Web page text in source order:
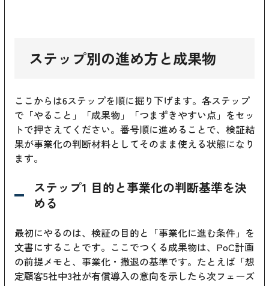
ステップ別の進め方と成果物
ここからは6ステップを順に掘り下げます。各ステップ
で「やること」「成果物」「つまずきやすい点」をセッ
トで押さえてください。番号順に進めることで、検証結
果が事業化の判断材料としてそのまま使える状態になり
ます。
ステップ1 目的と事業化の判断基準を決
める
最初にやるのは、検証の目的と「事業化に進む条件」を
文書にすることです。ここでつくる成果物は、PoC計画
の前提メモと、事業化・撤退の基準です。たとえば「想
定顧客5社中3社が有償導入の意向を示したら次フェーズ